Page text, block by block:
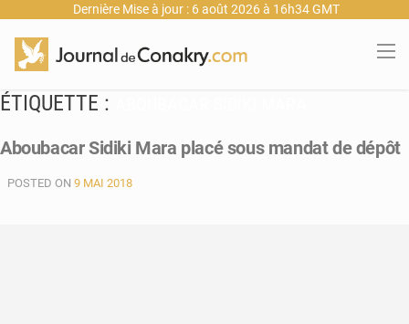
Dernière Mise à jour : 6 août 2026 à 16h34 GMT
ÉTIQUETTE :
Aboubacar Sidiki Mara placé sous mandat de dépôt
POSTED ON 9 MAI 2018